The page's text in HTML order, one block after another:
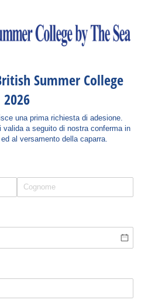
Summer College
2026
una prima richiesta di adesione.
valida a seguito di nostra conferma in
al versamento della caparra.